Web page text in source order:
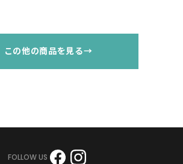
この他の商品を見る→
FOLLOW US